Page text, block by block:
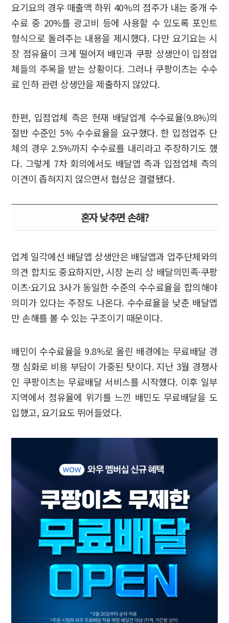
요기요의 경우 매출액 하위 40%의 점주가 내는 중개 수
수료 중 20%를 광고비 등에 사용할 수 있도록 포인트
형식으로 돌려주는 내용을 제시했다. 다만 요기요는 시
장 점유율이 크게 떨어져 배민과 쿠팡 상생안이 입점업
체들의 주목을 받는 상황이다. 그러나 쿠팡이츠는 수수
료 인하 관련 상생안을 제출하지 않았다.
한편, 입점업체 측은 현재 배달업계 수수료율(9.8%)의
절반 수준인 5% 수수료율을 요구했다. 한 입점업주 단
체의 경우 2.5%까지 수수료를 내리라고 주장하기도 했
다. 그렇게 7차 회의에서도 배달앱 측과 입점업체 측의
이견이 좁혀지지 않으면서 협상은 결렬됐다.
혼자 낮추면 손해?
업계 일각에선 배달앱 상생안은 배달앱과 업주단체와의
의견 합치도 중요하지만, 시장 논리 상 배달의민족·쿠팡
이츠·요기요 3사가 동일한 수준의 수수료율을 합의해야
의미가 있다는 주장도 나온다. 수수료율을 낮춘 배달앱
만 손해를 볼 수 있는 구조이기 때문이다.
배민이 수수료율을 9.8%로 올린 배경에는 무료배달 경
쟁 심화로 비용 부담이 가중된 탓이다. 지난 3월 경쟁사
인 쿠팡이츠는 무료배달 서비스를 시작했다. 이후 일부
지역에서 점유율에 위기를 느낀 배민도 무료배달을 도
입했고, 요기요도 뛰어들었다.